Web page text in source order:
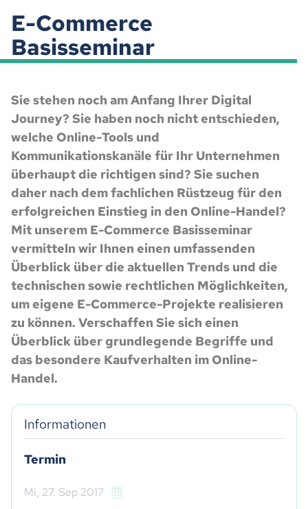
E-Commerce
Basisseminar
Sie stehen noch am Anfang Ihrer Digital
Journey? Sie haben noch nicht entschieden,
welche Online-Tools und
Kommunikationskanäle für Ihr Unternehmen
überhaupt die richtigen sind? Sie suchen
daher nach dem fachlichen Rüstzeug für den
erfolgreichen Einstieg in den Online-Handel?
Mit unserem E-Commerce Basisseminar
vermitteln wir Ihnen einen umfassenden
Überblick über die aktuellen Trends und die
technischen sowie rechtlichen Möglichkeiten,
um eigene E-Commerce-Projekte realisieren
zu können. Verschaffen Sie sich einen
Überblick über grundlegende Begriffe und
das besondere Kaufverhalten im Online-
Handel.
Informationen
Termin
Mi, 27. Sep 2017